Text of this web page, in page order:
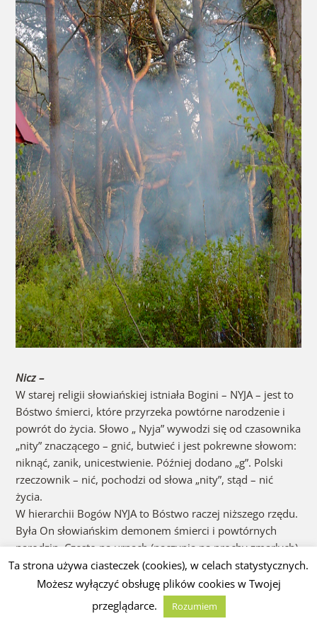
Nicz –
W starej religii słowiańskiej istniała Bogini – NYJA – jest to
Bóstwo śmierci, które przyrzeka powtórne narodzenie i
powrót do życia. Słowo „ Nyja” wywodzi się od czasownika
„nity” znaczącego – gnić, butwieć i jest pokrewne słowom:
niknąć, zanik, unicestwienie. Później dodano „g”. Polski
rzeczownik – nić, pochodzi od słowa „nity”, stąd – nić
życia.
W hierarchii Bogów NYJA to Bóstwo raczej niższego rzędu.
Była On słowiańskim demonem śmierci i powtórnych
narodzin. Często na urnach (naczynia na prochy zmarłych)
mieliśmy Jej wyobrażenie. Jest On podległy Księżycowi,
przyjmuje prochy nieboszczyka do swego łona.
Z Bóstwem NYJA związane jest słowo – „nicz” oznaczające
spalenie, zamianę w popiół, płomień. Później słowo –
Ta strona używa ciasteczek (cookies), w celach statystycznych.
Możesz wyłączyć obsługę plików cookies w Twojej
przeglądarce.
Rozumiem